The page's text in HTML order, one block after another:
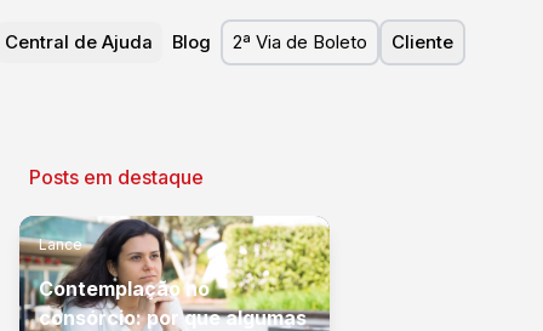
Central de Ajuda Blog 2ª Via de Boleto Cliente
Posts em destaque
Lance
Contemplação no
consórcio: por que algumas